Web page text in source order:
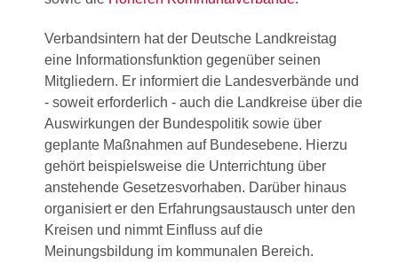
Verbandsintern hat der Deutsche Landkreistag
eine Informationsfunktion gegenüber seinen
Mitgliedern. Er informiert die Landesverbände und
- soweit erforderlich - auch die Landkreise über die
Auswirkungen der Bundespolitik sowie über
geplante Maßnahmen auf Bundesebene. Hierzu
gehört beispielsweise die Unterrichtung über
anstehende Gesetzesvorhaben. Darüber hinaus
organisiert er den Erfahrungsaustausch unter den
Kreisen und nimmt Einfluss auf die
Meinungsbildung im kommunalen Bereich.